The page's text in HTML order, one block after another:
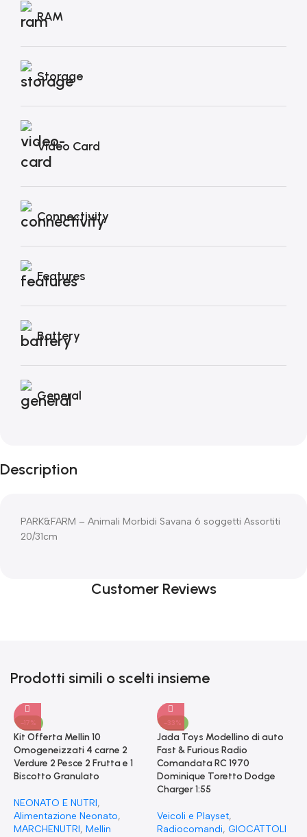
RAM
Storage
Video Card
Connectivity
Features
Battery
General
Description
PARK&FARM – Animali Morbidi Savana 6 soggetti Assortiti
20/31cm
Customer Reviews
Prodotti simili o scelti insieme
-17%
Kit Offerta Mellin 10
Omogeneizzati 4 carne 2
Verdure 2 Pesce 2 Frutta e 1
Biscotto Granulato
NEONATO E NUTRI,
Alimentazione Neonato,
MARCHENUTRI, Mellin
-33%
Jada Toys Modellino di auto
Fast & Furious Radio
Comandata RC 1970
Dominique Toretto Dodge
Charger 1:55
Veicoli e Playset,
Radiocomandi, GIOCATTOLI